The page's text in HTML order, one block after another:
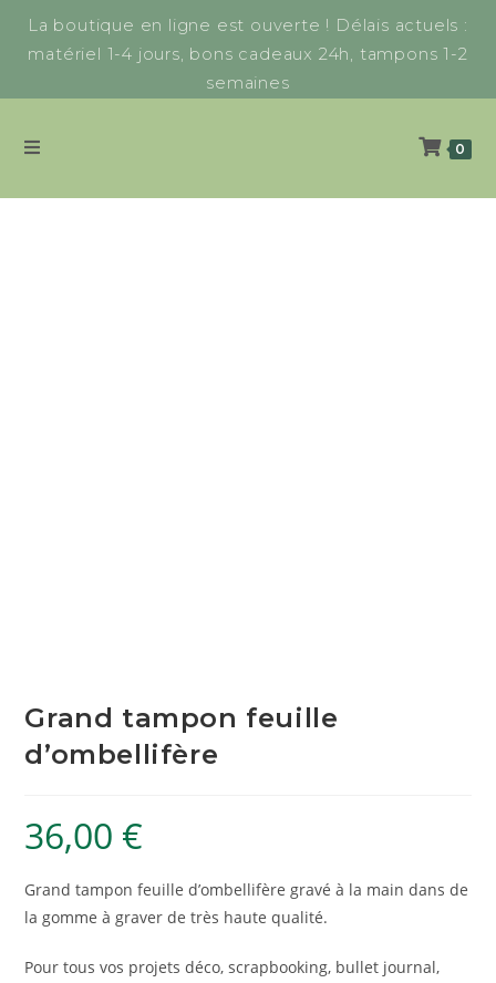
La boutique en ligne est ouverte ! Délais actuels :
matériel 1-4 jours, bons cadeaux 24h, tampons 1-2
semaines
0
Grand tampon feuille
d’ombellifère
36,00 €
Grand tampon feuille d’ombellifère gravé à la main dans de
la gomme à graver de très haute qualité.
Pour tous vos projets déco, scrapbooking, bullet journal,